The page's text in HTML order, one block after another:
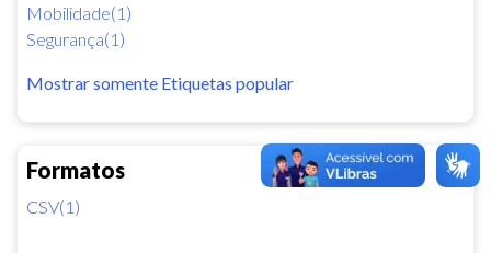
Mobilidade(1)
Segurança(1)
Mostrar somente Etiquetas popular
Formatos
CSV(1)